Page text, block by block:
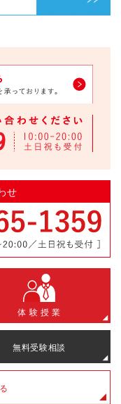
せ
体 験 授 業
無料受験相談